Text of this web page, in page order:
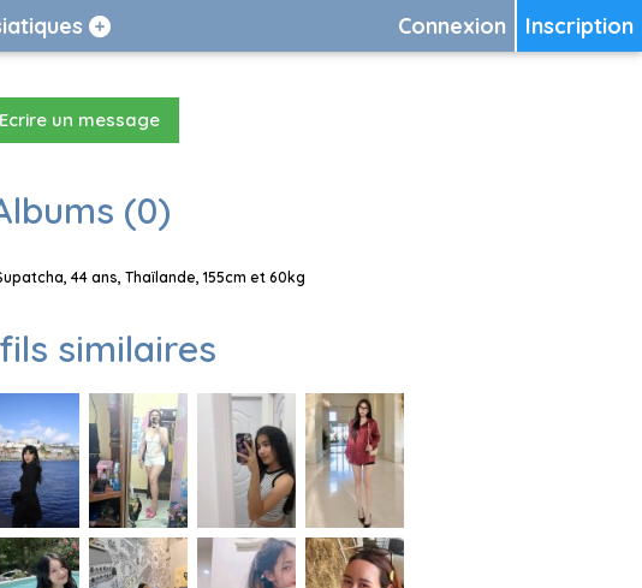
Inscription
Connexion
Ecrire un message
(0)
44 ans, Thaïlande, 155cm et 60kg
similaires